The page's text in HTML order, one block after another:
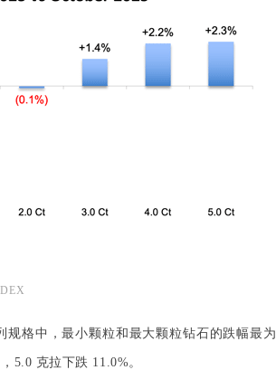
格中，最小颗粒和最大颗粒钻石的跌幅最为
5.0 克拉下跌 11.0%。